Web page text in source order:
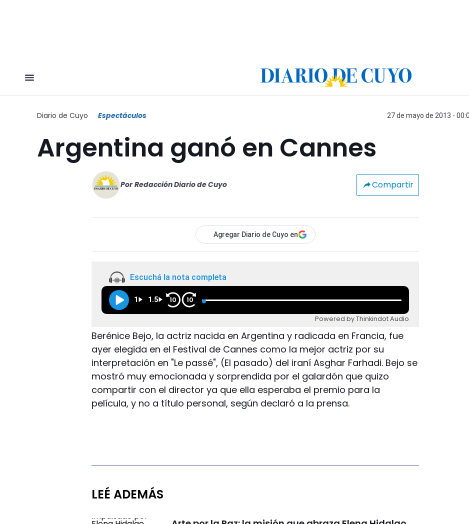
Diario de Cuyo Espectáculos 27 de mayo de 2013 -
Argentina ganó en Cannes
Por Redacción Diario de Cuyo Compartir
Agregar Diario de Cuyo en
Escuchá la nota completa
1 1.5 10 10
Powered by Thinkindot Audio
Berénice Bejo, la actriz nacida en Argentina y radicada en Francia, fue
ayer elegida en el Festival de Cannes como la mejor actriz por su
interpretación en "Le passé", (El pasado) del iraní Asghar Farhadi. Bejo se
mostró muy emocionada y sorprendida por el galardón que quizo
compartir con el director ya que ella esperaba el premio para la
película, y no a título personal, según declaró a la prensa.
LEÉ ADEMÁS